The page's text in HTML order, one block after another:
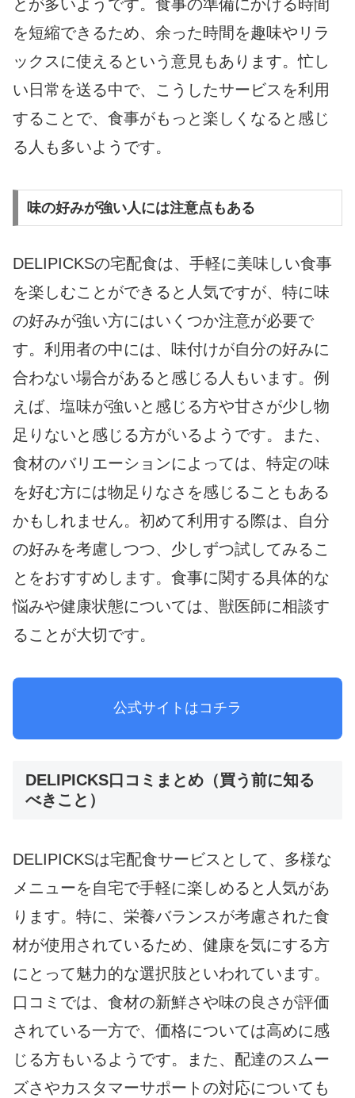
とが多いようです。食事の準備にかける時間
を短縮できるため、余った時間を趣味やリラ
ックスに使えるという意見もあります。忙し
い日常を送る中で、こうしたサービスを利用
することで、食事がもっと楽しくなると感じ
る人も多いようです。
味の好みが強い人には注意点もある
DELIPICKSの宅配食は、手軽に美味しい食事
を楽しむことができると人気ですが、特に味
の好みが強い方にはいくつか注意が必要で
す。利用者の中には、味付けが自分の好みに
合わない場合があると感じる人もいます。例
えば、塩味が強いと感じる方や甘さが少し物
足りないと感じる方がいるようです。また、
食材のバリエーションによっては、特定の味
を好む方には物足りなさを感じることもある
かもしれません。初めて利用する際は、自分
の好みを考慮しつつ、少しずつ試してみるこ
とをおすすめします。食事に関する具体的な
悩みや健康状態については、獣医師に相談す
ることが大切です。
公式サイトはコチラ
DELIPICKS口コミまとめ（買う前に知る
べきこと）
DELIPICKSは宅配食サービスとして、多様な
メニューを自宅で手軽に楽しめると人気があ
ります。特に、栄養バランスが考慮された食
材が使用されているため、健康を気にする方
にとって魅力的な選択肢といわれています。
口コミでは、食材の新鮮さや味の良さが評価
されている一方で、価格については高めに感
じる方もいるようです。また、配達のスムー
ズさやカスタマーサポートの対応についても